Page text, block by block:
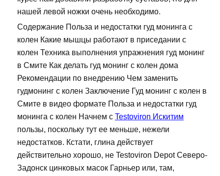
нашей левой ножки очень необходимо.
Содержание Польза и недостатки гуд монинга с
колен Какие мышцы работают в приседании с
колен Техника выполнения упражнения гуд монинг
в Смите Как делать гуд монинг с колен дома
Рекомендации по внедрению Чем заменить
гудмонинг с колен Заключение Гуд монинг с колен в
Смите в видео формате Польза и недостатки гуд
монинга с колен Начнем с Testoviron Искитим
пользы, поскольку тут ее меньше, нежели
недостатков. Кстати, глина действует
действительно хорошо, не Testoviron Depot Северо-
Задонск цинковых масок Гарньер или, там,